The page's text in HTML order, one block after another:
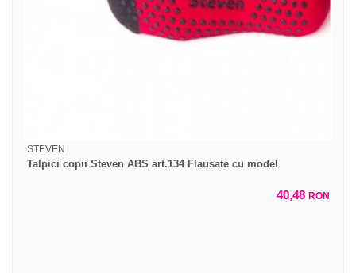
STEVEN
Talpici copii Steven ABS art.134 Flausate cu model
40,48 RON